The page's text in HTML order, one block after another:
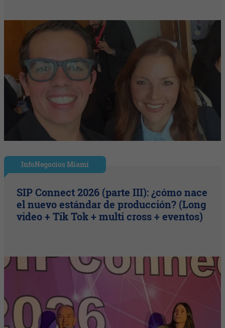
InfoNegocios Miami
SIP Connect 2026 (parte III): ¿cómo nace
el nuevo estándar de producción? (Long
video + Tik Tok + multi cross + eventos)